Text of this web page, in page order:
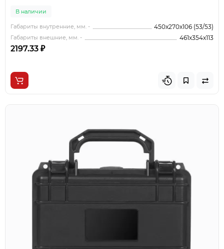
В наличии
Габариты внутренние, мм. - 450x270x106 (53/53)
Габариты внешние, мм. - 461x354x113
2197.33 ₽